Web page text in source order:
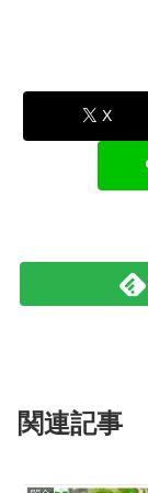
X
関連記事